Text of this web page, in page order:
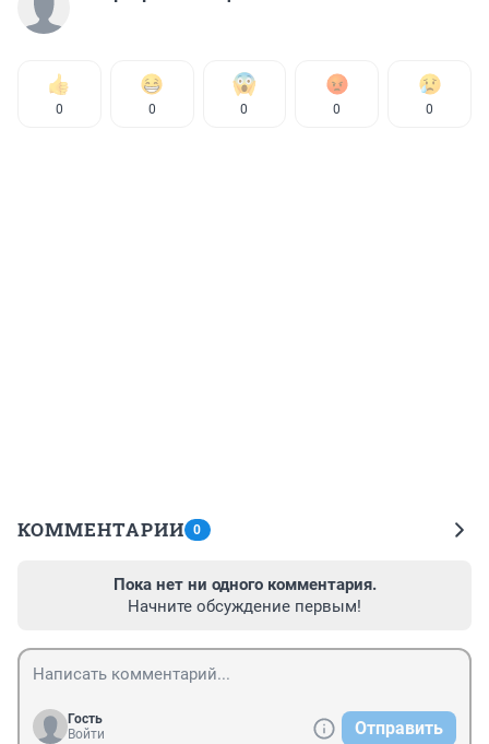
0 0 0 0 0
КОММЕНТАРИИ 0
Пока нет ни одного комментария.
Начните обсуждение первым!
Гость
Войти
Отправить